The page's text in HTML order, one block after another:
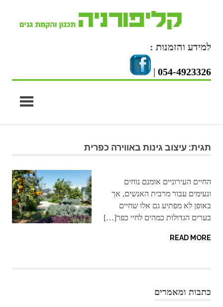
למידע והזמנות :
054-4923326
|
תגית: עיצוב גינות באווירה כפרית
החיים העירוניים אומנם נוחים
ונעימים עבור מרבית האנשים, אך
באופן לא מפתיע גם אלו שחיים
בערים הגדולות כמהים לחיי כפר[…]
READ MORE
כתבות ומאמרים